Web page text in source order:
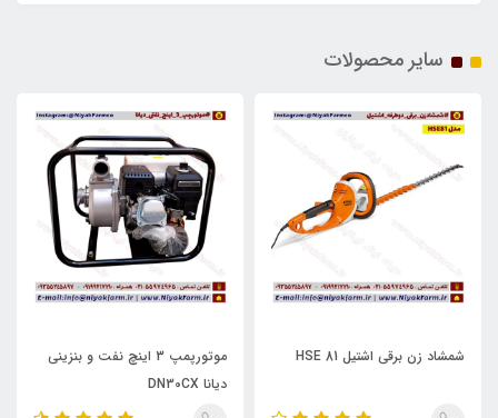
سایر محصولات
شمشاد زن برقی اشتیل HSE 81
موتورپمپ 3 اینچ نفت و بنزینی
دیانا DN30CX